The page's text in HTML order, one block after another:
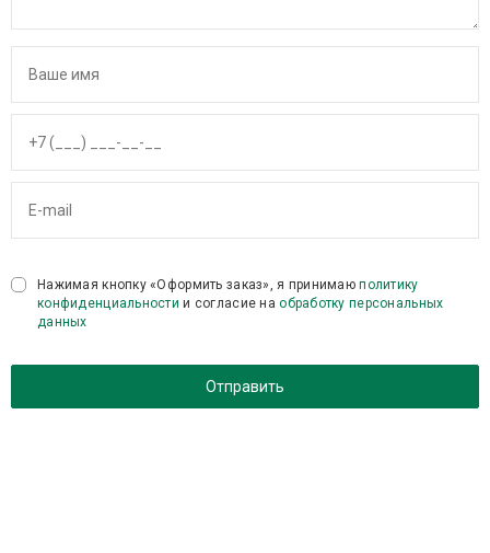
Нажимая кнопку «Оформить заказ», я принимаюполитику
конфиденциальности и согласие наобработку персональных
данных
Отправить